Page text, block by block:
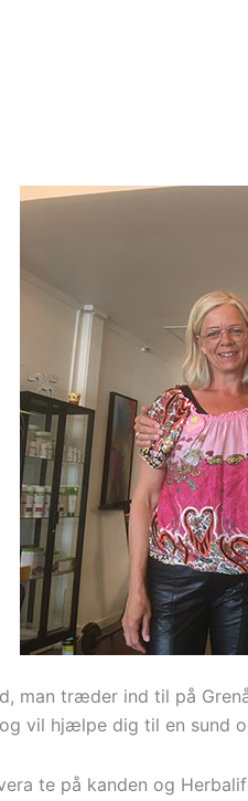
man træder ind til på
vil hjælpe dig til en sund
te på kanden og